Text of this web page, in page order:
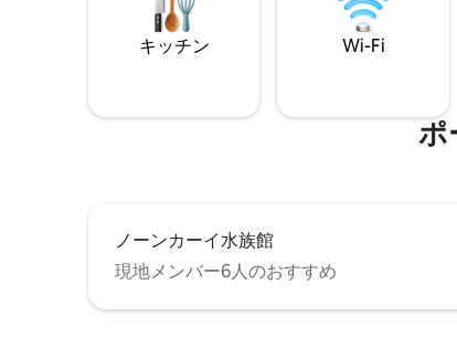
キッチン Wi-Fi
ポ
ノーンカーイ水族館
現地メンバー6人のおすすめ